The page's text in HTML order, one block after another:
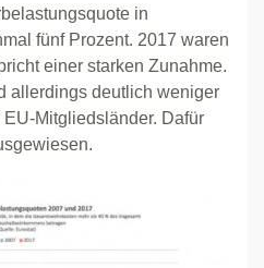
in
fünf Prozent. 2017 waren
einer starken Zunahme.
allerdings deutlich weniger
Mitgliedsländer. Dafür